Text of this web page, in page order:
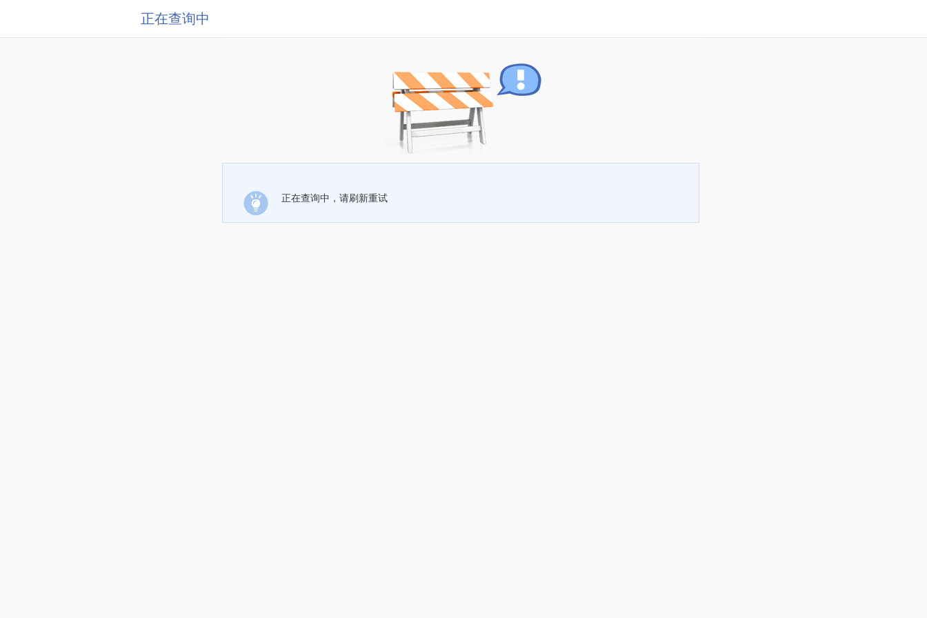
正在查询中
正在查询中，请刷新重试